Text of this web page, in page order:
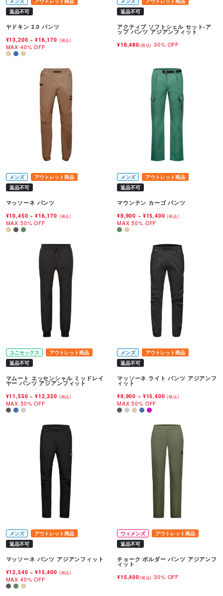
返品不可
ヤドキン 2.0 パンツ
¥13,200~ ¥16,170 (税込)
MAX 40% OFF
返品不可
アクティブ ソフトシェル セット-ア
ップ パンツ アジアンフィット
¥18,480(税込) 30% OFF
メンズ
アウトレット商品
返品不可
マッソーネ パンツ
¥10,450~ ¥16,170 (税込)
MAX 50% OFF
メンズ
アウトレット商品
返品不可
マウンテン カーゴ パンツ
¥9,900 ~ ¥15,400(税込)
MAX 50% OFF
ユニセックス
アウトレット商品
返品不可
マムート エッセンシャル ミッドレイ
ヤー パンツ アジアンフィット
¥11,550~ ¥12,320 (税込)
MAX 30% OFF
メンズ
アウトレット商品
返品不可
マッソーネ ライト パンツ アジアンフ
ィット
¥9,900 ~ ¥15,400(税込)
MAX 50% OFF
メンズ
アウトレット商品
返品不可
マッソーネ パンツ アジアンフィット
¥12,540~ ¥15,400 (税込)
MAX 40% OFF
ウィメンズ
アウトレット商品
返品不可
チョーク ボルダー パンツ アジアンフ
ィット
¥15,400(税込) 30% OFF